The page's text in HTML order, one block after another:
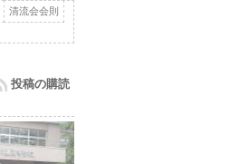
清流会会則
投稿の購読